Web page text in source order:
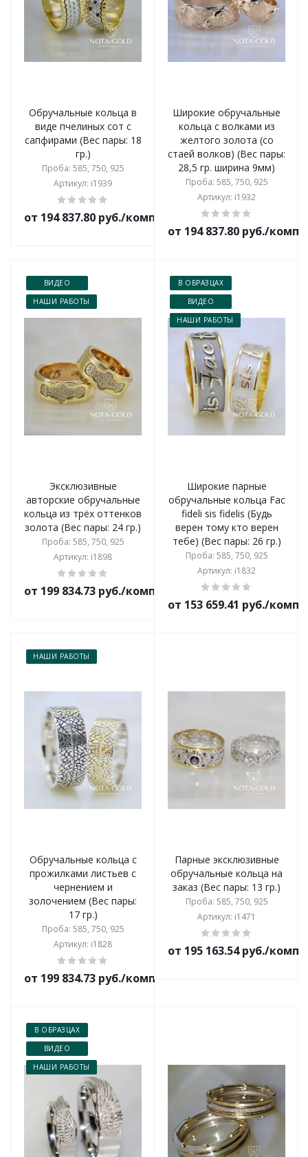
Обручальные кольца в
виде пчелиных сот с
сапфирами (Вес пары: 18
гр.)
Проба: 585, 750, 925
Артикул: i1939
от 194 837.80 руб./комплект
Широкие обручальные
кольца с волками из
желтого золота (со
стаей волков) (Вес пары:
28,5 гр. ширина 9мм)
Проба: 585, 750, 925
Артикул: i1932
от 194 837.80 руб./
ВИДЕО
НАШИ РАБОТЫ
Эксклюзивные
авторские обручальные
кольца из трёх оттенков
золота (Вес пары: 24 гр.)
Проба: 585, 750, 925
Артикул: i1898
от 199 834.73 руб./комплект
В ОБРАЗЦАХ
ВИДЕО
НАШИ РАБОТЫ
Широкие парные
обручальные кольца Fac
fideli sis fidelis (Будь
верен тому кто верен
тебе) (Вес пары: 26 гр.)
Проба: 585, 750, 925
Артикул: i1832
от 153 659.41 руб./
НАШИ РАБОТЫ
Обручальные кольца с
прожилками листьев с
чернением и
золочением (Вес пары:
17 гр.)
Проба: 585, 750, 925
Артикул: i1828
от 199 834.73 руб./комплект
Парные эксклюзивные
обручальные кольца на
заказ (Вес пары: 13 гр.)
Проба: 585, 750, 925
Артикул: i1471
от 195 163.54 руб./
В ОБРАЗЦАХ
ВИДЕО
НАШИ РАБОТЫ